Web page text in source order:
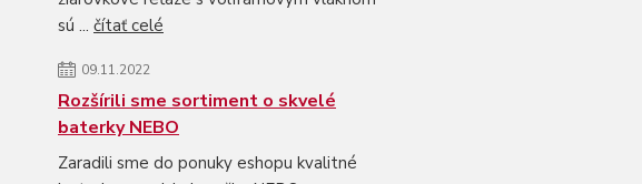
sú ... čítať celé
09.11.2022
Rozšírili sme sortiment o skvelé
baterky NEBO
Zaradili sme do ponuky eshopu kvalitné